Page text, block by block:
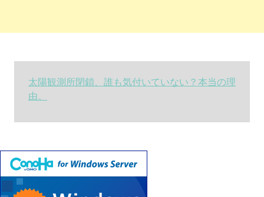
太陽観測所閉鎖、誰も気付いていない？本当の理
由。